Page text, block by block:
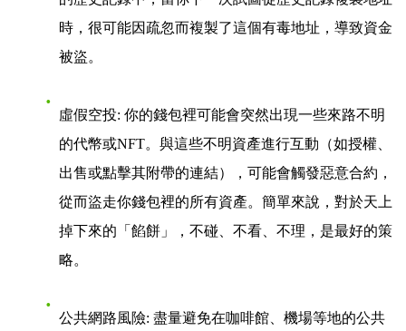
時，很可能因疏忽而複製了這個有毒地址，導致資金
被盜。
虛假空投: 你的錢包裡可能會突然出現一些來路不明
的代幣或NFT。與這些不明資產進行互動（如授權、
出售或點擊其附帶的連結），可能會觸發惡意合約，
從而盜走你錢包裡的所有資產。簡單來說，對於天上
掉下來的「餡餅」，不碰、不看、不理，是最好的策
略。
公共網路風險: 盡量避免在咖啡館、機場等地的公共